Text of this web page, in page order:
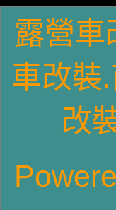
VWT4~T6車系長軸
營
露營車
車改裝
改
Pow